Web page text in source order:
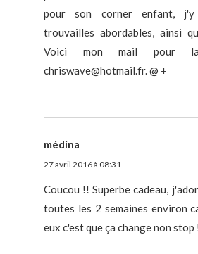
pour son corner enfant,
trouvailles abordables, ainsi
Voici mon mail pour
chriswave@hotmail.fr. @ +
médina
27 avril 2016 à 08:31
Coucou !! Superbe cadeau,
toutes les 2 semaines environ
eux c'est que ça change non stop